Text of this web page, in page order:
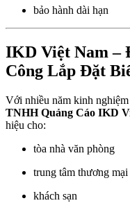
bảo hành dài hạn
IKD Việt Nam –
Công Lắp Đặt
Với nhiều năm kinh
TNHH Quảng Cáo IKD
hiệu cho:
tòa nhà văn phòng
trung tâm thương mại
khách sạn